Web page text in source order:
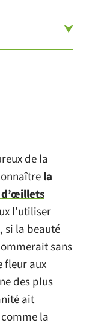
de la
la
l’utiliser
si la beauté
sans
fleur aux
des plus
ait
la